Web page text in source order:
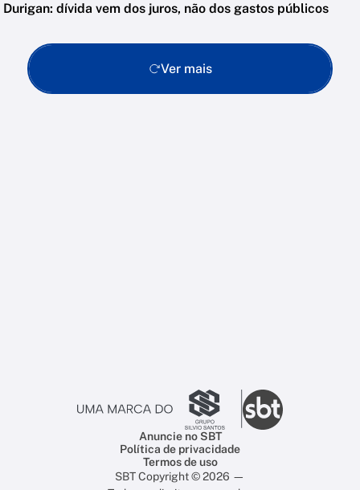
Durigan: dívida vem dos juros, não dos gastos públicos
Ver mais
Anuncie no SBT
Política de privacidade
Termos de uso
SBT Copyright © 2026 —